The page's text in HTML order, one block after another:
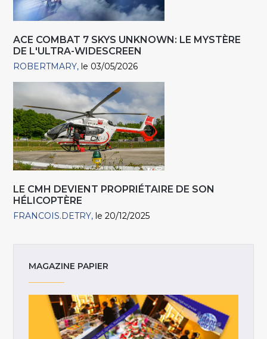
ACE COMBAT 7 SKYS UNKNOWN: LE MYSTÈRE
DE L'ULTRA-WIDESCREEN
ROBERTMARY le 03/05/2026
LE CMH DEVIENT PROPRIÉTAIRE DE SON
HÉLICOPTÈRE
FRANCOIS.DETRY le 20/12/2025
MAGAZINE PAPIER